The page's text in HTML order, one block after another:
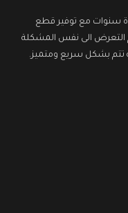
سنوات مع توفير قطع
التعرض الى نفس المشكلة
تتم بشكل سريع ومتميز.